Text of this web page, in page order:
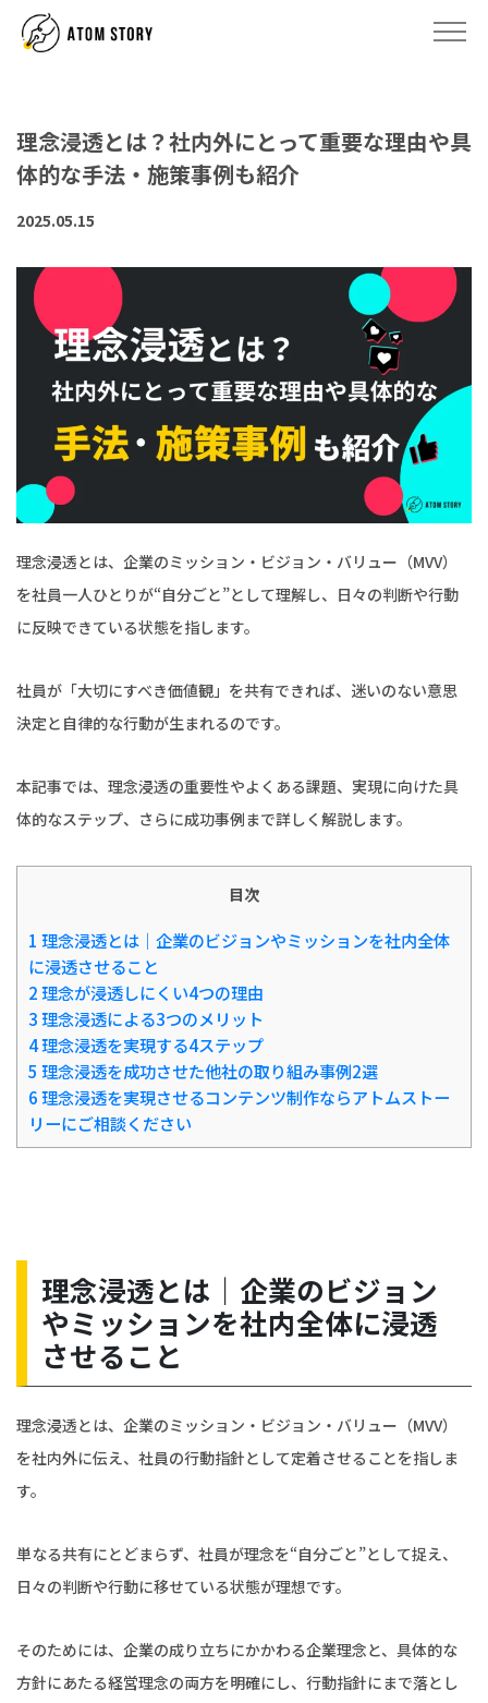
理念浸透とは？社内外にとって重要な理由や具
体的な手法・施策事例も紹介
2025.05.15
理念浸透とは、企業のミッション・ビジョン・バリュー（MVV）
を社員一人ひとりが“自分ごと”として理解し、日々の判断や行動
に反映できている状態を指します。
社員が「大切にすべき価値観」を共有できれば、迷いのない意思
決定と自律的な行動が生まれるのです。
本記事では、理念浸透の重要性やよくある課題、実現に向けた具
体的なステップ、さらに成功事例まで詳しく解説します。
目次
1 理念浸透とは｜企業のビジョンやミッションを社内全体
に浸透させること
2理念が浸透しにくい4つの理由
3理念浸透による3つのメリット
4理念浸透を実現する4ステップ
5 理念浸透を成功させた他社の取り組み事例2選
6理念浸透を実現させるコンテンツ制作ならアトムストー
リーにご相談ください
理念浸透とは｜企業のビジョン
やミッションを社内全体に浸透
させること
理念浸透とは、企業のミッション・ビジョン・バリュー（MVV）
を社内外に伝え、社員の行動指針として定着させることを指しま
す。
単なる共有にとどまらず、社員が理念を“自分ごと”として捉え、
日々の判断や行動に移せている状態が理想です。
そのためには、企業の成り立ちにかかわる企業理念と、具体的な
方針にあたる経営理念の両方を明確にし、行動指針にまで落とし